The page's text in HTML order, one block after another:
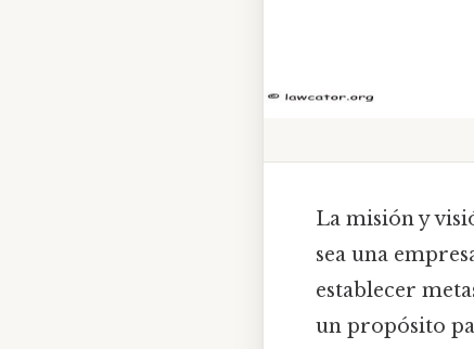
La misión y
sea una
establecer
un propósito